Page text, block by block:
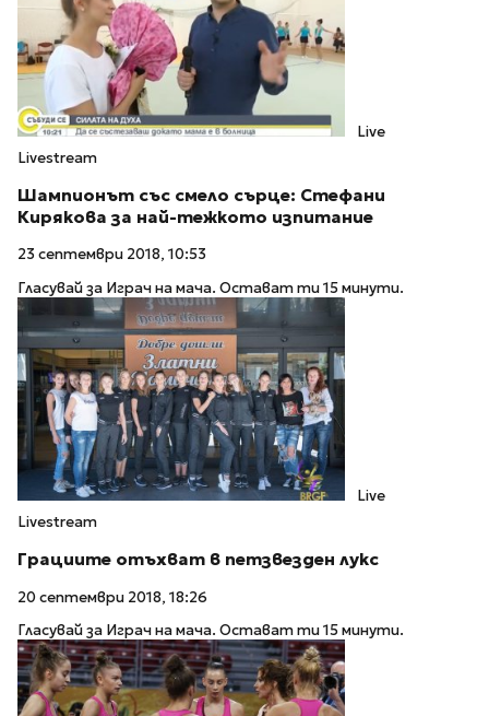
Live
Livestream
Шампионът със смело сърце: Стефани
Кирякова за най-тежкото изпитание
23 септември 2018, 10:53
Гласувай за Играч на мача. Остават ти 15 минути.
Live
Livestream
Грациите отъхват в петзвезден лукс
20 септември 2018, 18:26
Гласувай за Играч на мача. Остават ти 15 минути.